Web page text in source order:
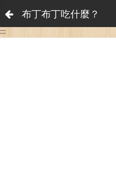
布丁布丁吃什麼？
:::